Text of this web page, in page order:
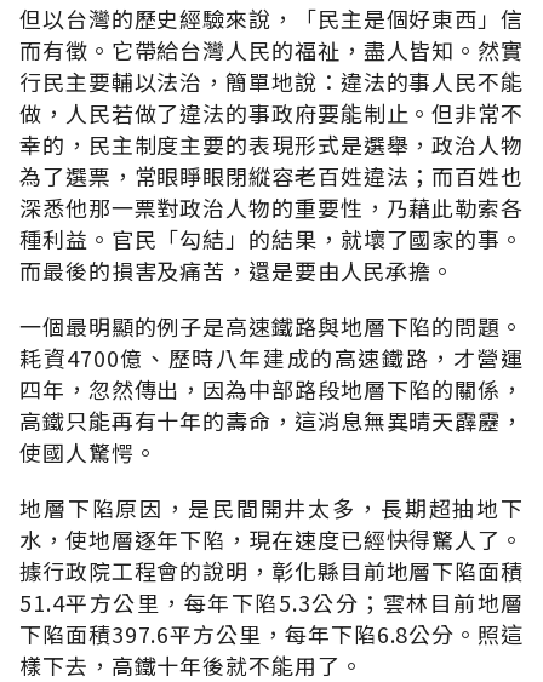
但以台灣的歷史經驗來說，「民主是個好東西」信
而有徵。它帶給台灣人民的福祉，盡人皆知。然實
行民主要輔以法治，簡單地說：違法的事人民不能
做，人民若做了違法的事政府要能制止。但非常不
幸的，民主制度主要的表現形式是選舉，政治人物
為了選票，常眼睜眼閉縱容老百姓違法；而百姓也
深悉他那一票對政治人物的重要性，乃藉此勒索各
種利益。官民「勾結」的結果，就壞了國家的事。
而最後的損害及痛苦，還是要由人民承擔。
一個最明顯的例子是高速鐵路與地層下陷的問題。
耗資4700億、歷時八年建成的高速鐵路，才營運
四年，忽然傳出，因為中部路段地層下陷的關係，
高鐵只能再有十年的壽命，這消息無異晴天霹靂，
使國人驚愕。
地層下陷原因，是民間開井太多，長期超抽地下
水，使地層逐年下陷，現在速度已經快得驚人了。
據行政院工程會的說明，彰化縣目前地層下陷面積
51.4平方公里，每年下陷5.3公分；雲林目前地層
下陷面積397.6平方公里，每年下陷6.8公分。照這
樣下去，高鐵十年後就不能用了。